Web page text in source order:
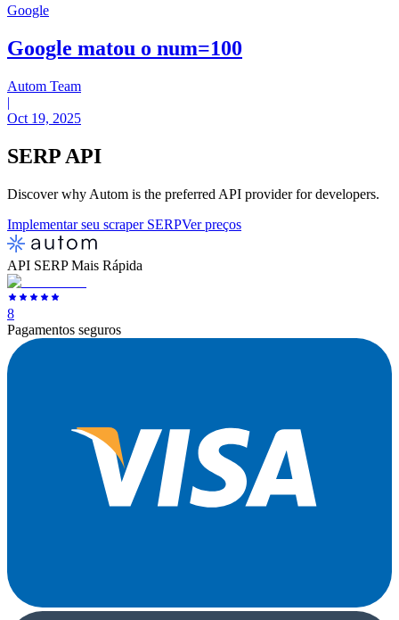
Google
Google matou o num=100
Autom Team
|
Oct 19, 2025
SERP API
Discover why Autom is the preferred API provider for developers.
Implementar seu scraper SERPVer preços
API SERP Mais Rápida
8
Pagamentos seguros